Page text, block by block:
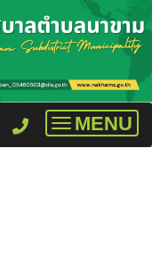
Toggle
MENU